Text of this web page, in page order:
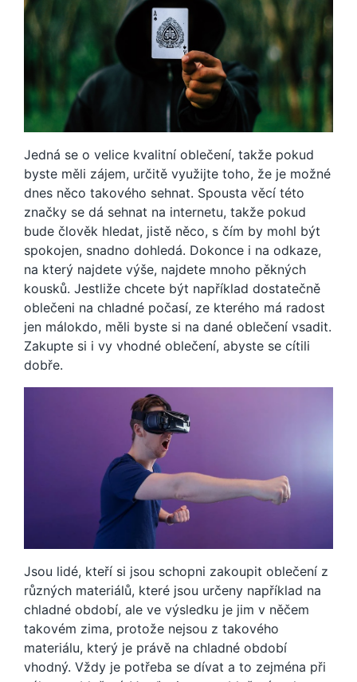
Jedná se o velice kvalitní oblečení, takže pokud
byste měli zájem, určitě využijte toho, že je možné
dnes něco takového sehnat. Spousta věcí této
značky se dá sehnat na internetu, takže pokud
bude člověk hledat, jistě něco, s čím by mohl být
spokojen, snadno dohledá. Dokonce i na odkaze,
na který najdete výše, najdete mnoho pěkných
kousků. Jestliže chcete být například dostatečně
oblečeni na chladné počasí, ze kterého má radost
jen málokdo, měli byste si na dané oblečení vsadit.
Zakupte si i vy vhodné oblečení, abyste se cítili
dobře.
Jsou lidé, kteří si jsou schopni zakoupit oblečení z
různých materiálů, které jsou určeny například na
chladné období, ale ve výsledku je jim v něčem
takovém zima, protože nejsou z takového
materiálu, který je právě na chladné období
vhodný. Vždy je potřeba se dívat a to zejména při